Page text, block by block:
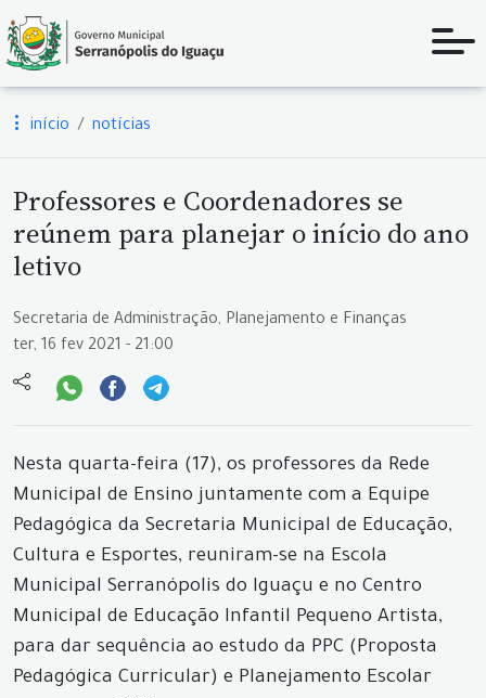
início notícias
Professores e Coordenadores se
reúnem para planejar o início do ano
letivo
Secretaria de Administração, Planejamento e Finanças
ter, 16 fev 2021 - 21:00
Nesta quarta-feira (17), os professores da Rede
Municipal de Ensino juntamente com a Equipe
Pedagógica da Secretaria Municipal de Educação,
Cultura e Esportes, reuniram-se na Escola
Municipal Serranópolis do Iguaçu e no Centro
Municipal de Educação Infantil Pequeno Artista,
para dar sequência ao estudo da PPC (Proposta
Pedagógica Curricular) e Planejamento Escolar